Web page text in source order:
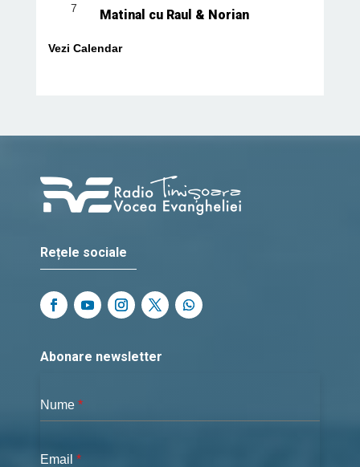
7
Matinal cu Raul & Norian
Vezi Calendar
Rețele sociale
Abonare newsletter
Nume *
Email *